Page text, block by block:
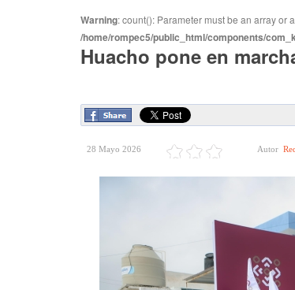
Warning: count(): Parameter must be an array or
/home/rompec5/public_html/components/
Huacho pone en
28 Mayo 2026 Autor